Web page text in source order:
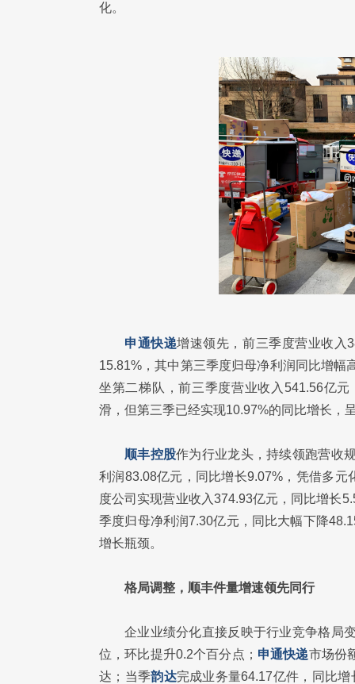
化。
申通快递增速领先，前三季度营业收入
15.81%，其中第三季度归母净利润同比增
坐第二梯队，前三季度营业收入541.56亿
滑，但第三季已经实现10.97%的同比增长，
顺丰控股作为行业龙头，持续领跑营收
利润83.08亿元，同比增长9.07%，凭借多
度公司实现营业收入374.93亿元，同比增长
季度归母净利润7.30亿元，同比大幅下降
增长瓶颈。
格局调整，顺丰件量增速领先同行
企业业绩分化直接反映于行业竞争格局
位，环比提升0.2个百分点； 申通快递市场份
达；当季韵达完成业务量64.17亿件，同比